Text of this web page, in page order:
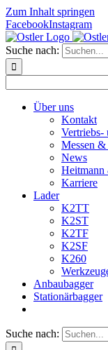
Zum Inhalt springen
FacebookInstagram
Suche nach:
Über uns
Kontakt
Vertriebs-
Messen &
News
Karriere
Lader
K2TT
K2ST
K2TF
K2SF
K260
Anbaubagger
Stationärbagger
Suche nach: